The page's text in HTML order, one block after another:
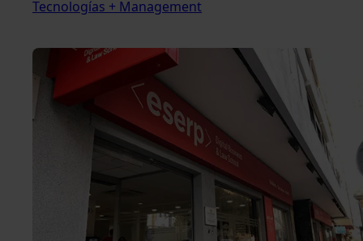
Tecnologías + Management